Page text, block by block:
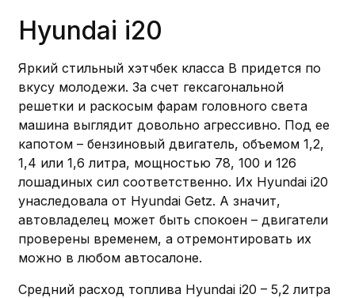
Hyundai i20
Яркий стильный хэтчбек класса В придется по
вкусу молодежи. За счет гексагональной
решетки и раскосым фарам головного света
машина выглядит довольно агрессивно. Под ее
капотом – бензиновый двигатель, объемом 1,2,
1,4 или 1,6 литра, мощностью 78, 100 и 126
лошадиных сил соответственно. Их Hyundai i20
унаследовала от Hyundai Getz. А значит,
автовладелец может быть спокоен – двигатели
проверены временем, а отремонтировать их
можно в любом автосалоне.
Средний расход топлива Hyundai i20 – 5,2 литра